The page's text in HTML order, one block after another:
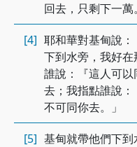
回去，只剩下一萬。
[4] 耶和華對基甸說
下到水旁，我好
誰說：『這人可
去；我指點誰說
不可同你去。」
[5] 基甸就帶他們下到